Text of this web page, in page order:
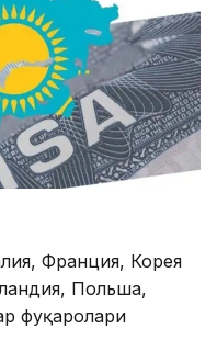
Франция, Корея
Польша,
фуқаролари